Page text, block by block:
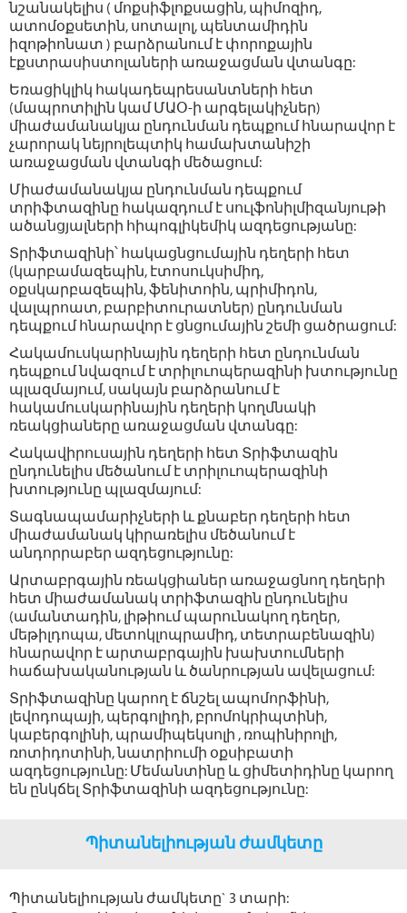
նշանակելիս ( մոքսիֆլոքսացին, պիմոզիդ,
ատոմօքսետին, սոտալոլ, պենտամիդին
իզոթիոնատ ) բարձրանում է փորոքային
էքստրասիստոլաների առաջացման վտանգը:
Եռացիկլիկ հակադեպրեսանտների հետ
(մապրոտիլին կամ ՄԱՕ-ի արգելակիչներ)
միաժամանակյա ընդունման դեպքում հնարավոր է
չարորակ նեյրոլեպտիկ համախտանիշի
առաջացման վտանգի մեծացում:
Միաժամանակյա ընդունման դեպքում
տրիֆտազինը հակազդում է սուլֆոնիլմիզանյութի
ածանցյալների հիպոգլիկեմիկ ազդեցությանը:
Տրիֆտազինի՝ հակացնցումային դեղերի հետ
(կարբամազեպին, էտոսուկսիմիդ,
օքսկարբազեպին, ֆենիտոին, պրիմիդոն,
վալպրոատ, բարբիտուրատներ) ընդունման
դեպքում հնարավոր է ցնցումային շեմի ցածրացում:
Հակամուսկարինային դեղերի հետ ընդունման
դեպքում նվազում է տրիլուոպերազինի խտությունը
պլազմայում, սակայն բարձրանում է
հակամուսկարինային դեղերի կողմնակի
ռեակցիաները առաջացման վտանգը:
Հակավիրուսային դեղերի հետ Տրիֆտազին
ընդունելիս մեծանում է տրիլուոպերազինի
խտությունը պլազմայում:
Տագնապամարիչների և քնաբեր դեղերի հետ
միաժամանակ կիրառելիս մեծանում է
անդորրաբեր ազդեցությունը:
Արտաբրգային ռեակցիաներ առաջացնող դեղերի
հետ միաժամանակ տրիֆտազին ընդունելիս
(ամանտադին, լիթիում պարունակող դեղեր,
մեթիլդոպա, մետոկլոպրամիդ, տետրաբենազին)
հնարավոր է արտաբրգային խախտումների
հաճախականության և ծանրության ավելացում:
Տրիֆտազինը կարող է ճնշել ապոմորֆինի,
լեվոդոպայի, պերգոլիդի, բրոմոկրիպտինի,
կաբերգոլինի, պրամիպեկսոլի , ռոպինիրոլի,
ռոտիդոտինի, նատրիումի օքսիբատի
ազդեցությունը: Մեմանտինը և ցիմետիդինը կարող
են ընկճել Տրիֆտազինի ազդեցությունը:
Պիտանելիության ժամկետը
Պիտանելիության ժամկետը` 3 տարի: